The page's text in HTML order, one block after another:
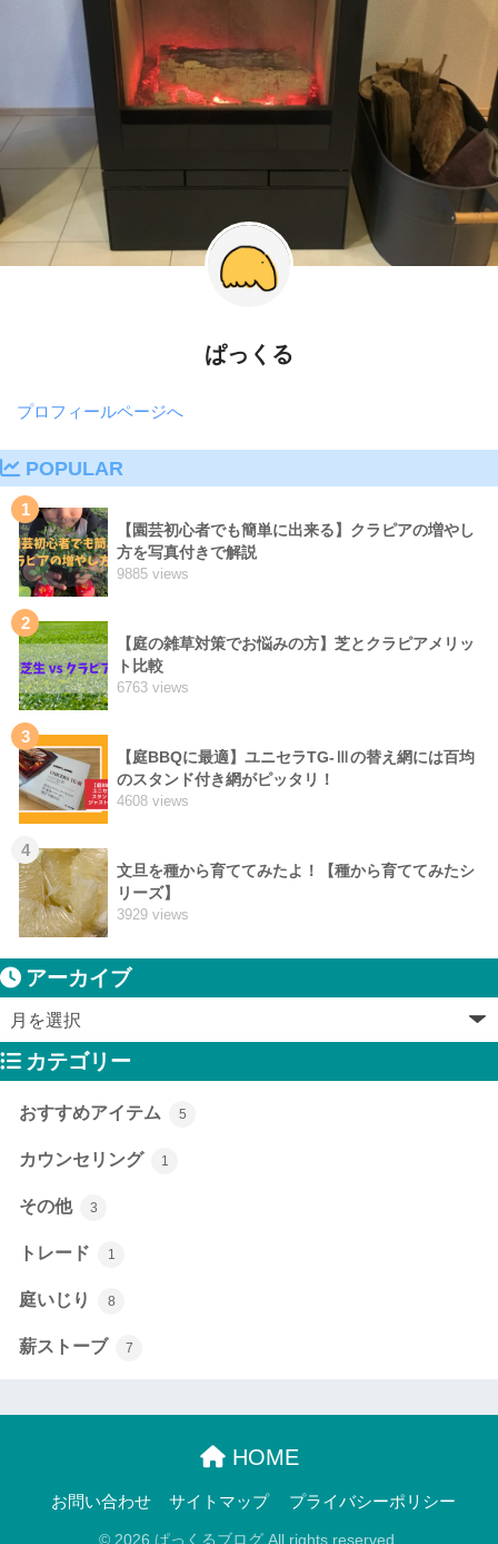
ぱっくる
プロフィールページへ
POPULAR
1
【園芸初心者でも簡単に出来る】クラピアの増やし
方を写真付きで解説
9885 views
2
【庭の雑草対策でお悩みの方】芝とクラピアメリッ
ト比較
6763 views
3
【庭BBQに最適】ユニセラTG-Ⅲの替え網には百均
のスタンド付き網がピッタリ！
4608 views
4
文旦を種から育ててみたよ！【種から育ててみたシ
リーズ】
3929 views
アーカイブ
カテゴリー
おすすめアイテム 5
カウンセリング 1
その他 3
トレード 1
庭いじり 8
薪ストーブ 7
HOME
お問い合わせ サイトマップ プライバシーポリシー
© 2026 ぱっくるブログ All rights reserved.